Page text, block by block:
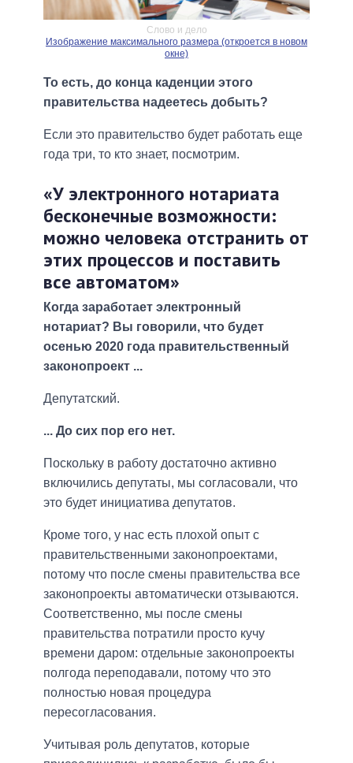
Слово и дело
Изображение максимального размера (откроется в новом
окне)
То есть, до конца каденции этого
правительства надеетесь добыть?
Если это правительство будет работать еще
года три, то кто знает, посмотрим.
«У электронного нотариата
бесконечные возможности:
можно человека отстранить от
этих процессов и поставить
все автоматом»
Когда заработает электронный
нотариат? Вы говорили, что будет
осенью 2020 года правительственный
законопроект ...
Депутатский.
... До сих пор его нет.
Поскольку в работу достаточно активно
включились депутаты, мы согласовали, что
это будет инициатива депутатов.
Кроме того, у нас есть плохой опыт с
правительственными законопроектами,
потому что после смены правительства все
законопроекты автоматически отзываются.
Соответственно, мы после смены
правительства потратили просто кучу
времени даром: отдельные законопроекты
полгода переподавали, потому что это
полностью новая процедура
пересогласования.
Учитывая роль депутатов, которые